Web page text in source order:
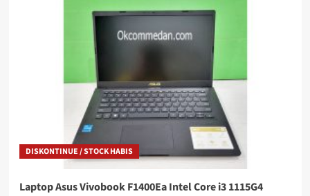
DISKONTINUE / STOCK HABIS
Laptop Asus Vivobook F1400Ea Intel Core i3 1115G4